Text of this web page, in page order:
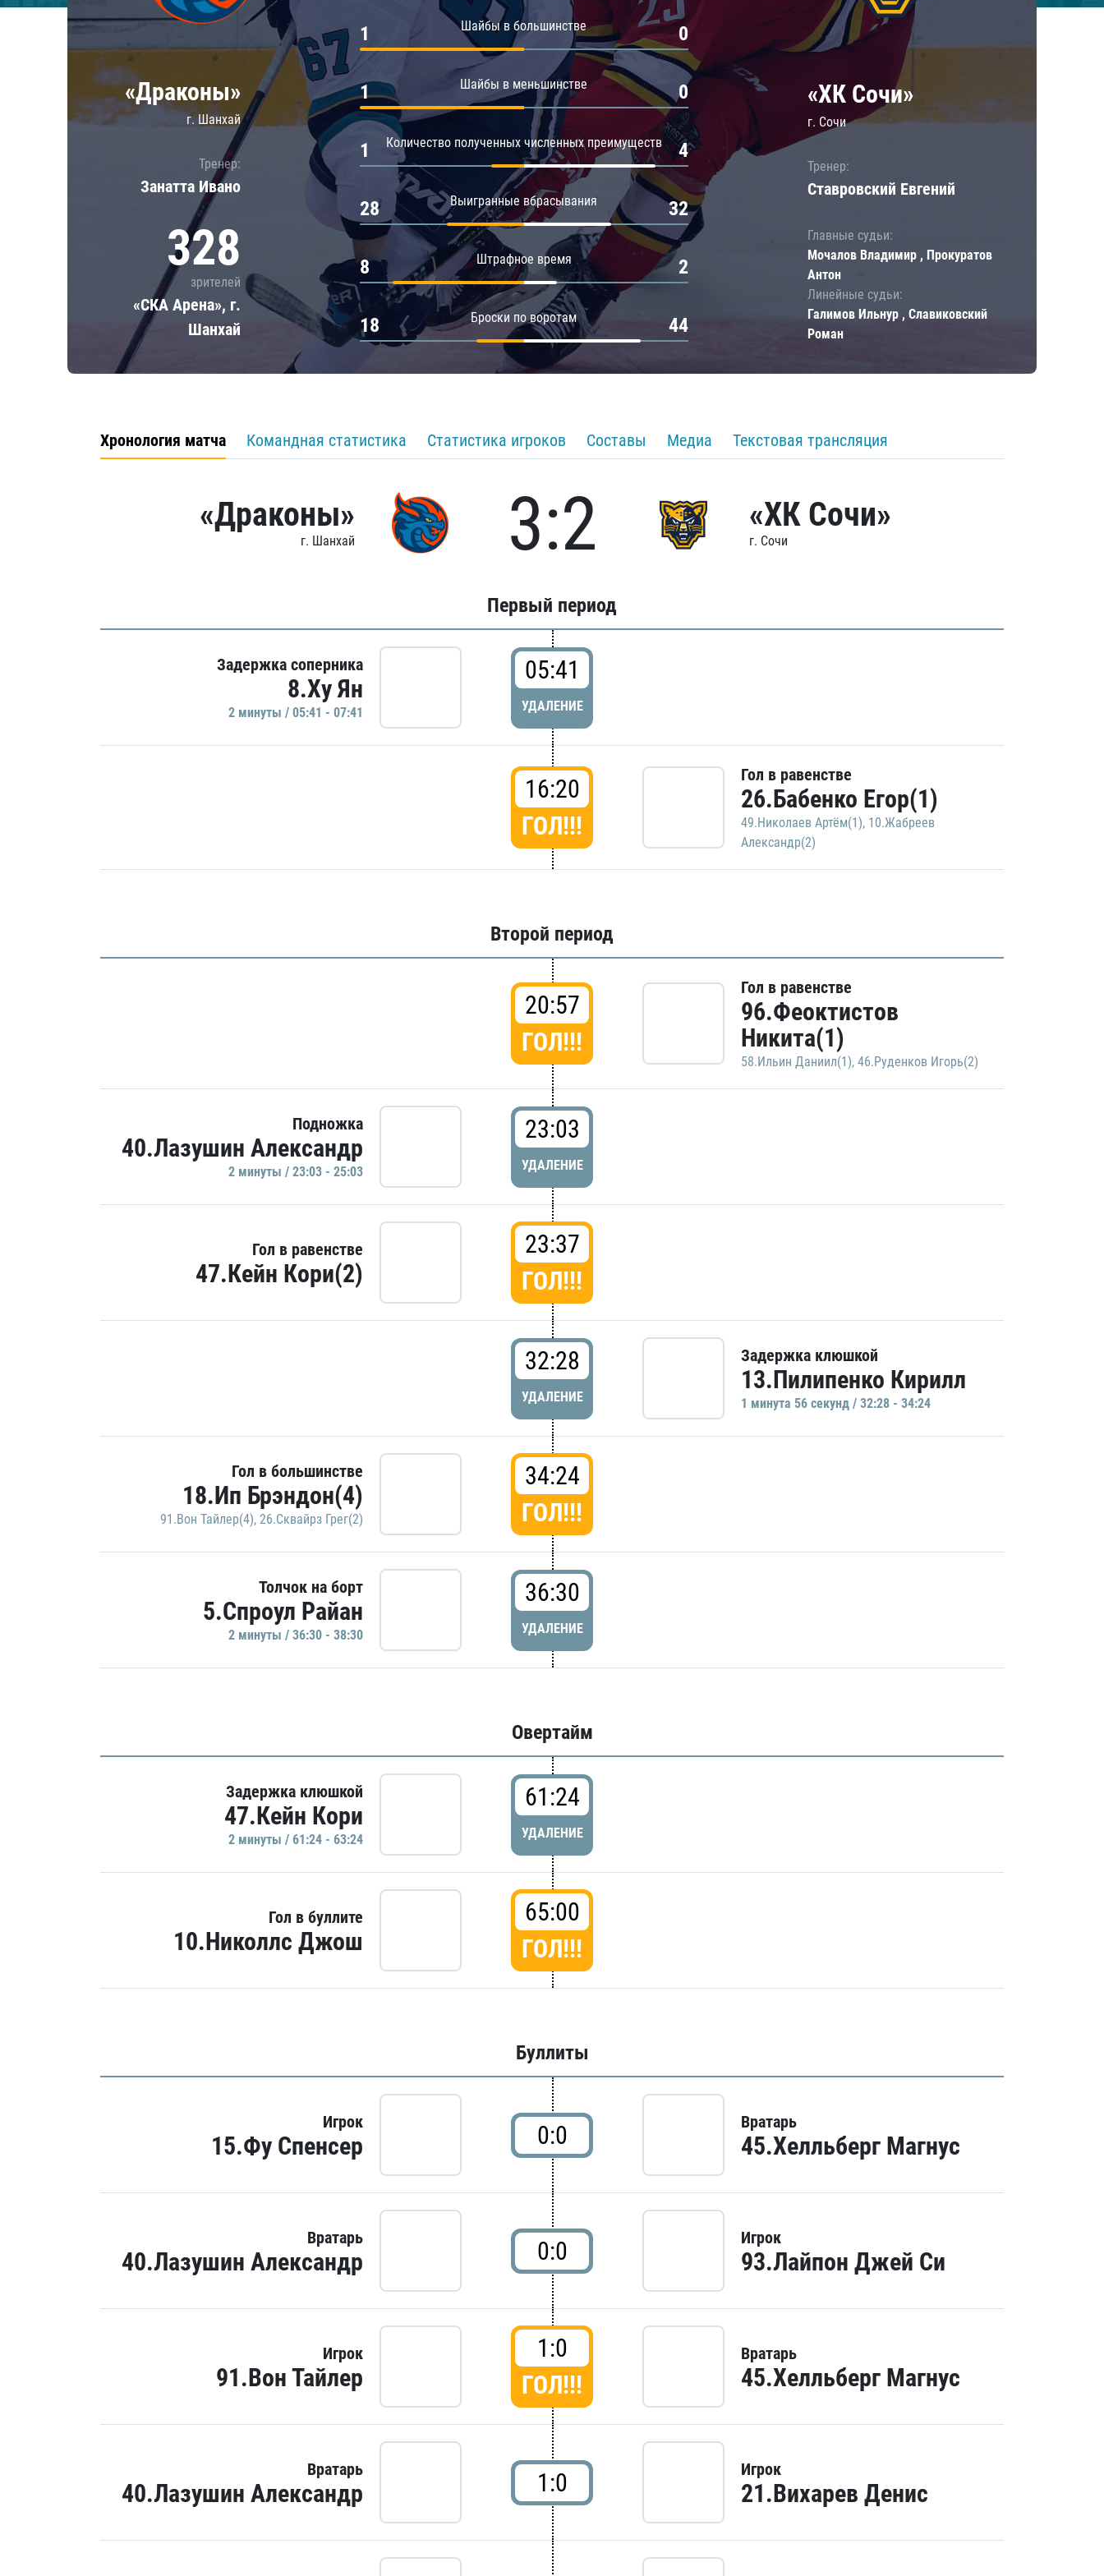
Локомотив
Шанхайские Драконы
Амур
Барыс
Салават Юлаев
«Драконы»
г. Шанхай
Тренер:
Занатта Иванo
328
зрителей
«СКА Арена», г.
Шанхай
Шайбы в большинстве
1 0
Шайбы в меньшинстве
1 0
Количество полученных численных преимуществ
1 4
Выигранные вбрасывания
28 32
Штрафное время
8 2
Броски по воротам
18 44
«ХК Сочи»
г. Сочи
Тренер:
Ставровский Евгений
Главные судьи:
Мочалов Владимир , Прокуратов
Антон
Линейные судьи:
Галимов Ильнур , Славиковский
Роман
Хронология матча Командная статистика Статистика игроков Составы Медиа Текстовая трансляция
«Драконы»
г. Шанхай 3:2 «ХК Сочи»
г. Сочи
Первый период
Задержка соперника
8.Ху Ян
2 минуты / 05:41 - 07:41
05:41
УДАЛЕНИЕ
16:20
ГОЛ!!!
Гол в равенстве
26.Бабенко Егор(1)
49.Николаев Артём(1), 10.Жабреев
Александр(2)
Второй период
20:57
ГОЛ!!!
Гол в равенстве
96.Феоктистов
Никита(1)
58.Ильин Даниил(1), 46.Руденков Игорь(2)
Подножка
40.Лазушин Александр
2 минуты / 23:03 - 25:03
23:03
УДАЛЕНИЕ
Гол в равенстве
47.Кейн Кори(2)
23:37
ГОЛ!!!
32:28
УДАЛЕНИЕ
Задержка клюшкой
13.Пилипенко Кирилл
1 минутa 56 секунд / 32:28 - 34:24
Гол в большинстве
18.Ип Брэндон(4)
91.Вон Тайлер(4), 26.Сквайрз Грег(2)
34:24
ГОЛ!!!
Толчок на борт
5.Спроул Райан
2 минуты / 36:30 - 38:30
36:30
УДАЛЕНИЕ
Овертайм
Задержка клюшкой
47.Кейн Кори
2 минуты / 61:24 - 63:24
61:24
УДАЛЕНИЕ
Гол в буллите
10.Николлс Джош
65:00
ГОЛ!!!
Буллиты
Игрок
15.Фу Спенсер 0:0 Вратарь
45.Хелльберг Магнус
Вратарь
40.Лазушин Александр 0:0 Игрок
93.Лайпон Джей Си
Игрок
91.Вон Тайлер
1:0
ГОЛ!!!
Вратарь
45.Хелльберг Магнус
Вратарь
40.Лазушин Александр 1:0 Игрок
21.Вихарев Денис